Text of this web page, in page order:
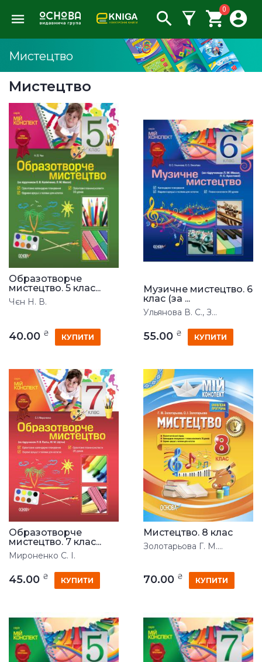
0
Мистецтво
Мистецтво
Образотворче
мистецтво. 5 клас...
Чєн Н. В.
40.00 ₴ КУПИТИ
Музичне мистецтво. 6
клас (за ...
Ульянова В. С., З...
55.00 ₴ КУПИТИ
Образотворче
мистецтво. 7 клас...
Мироненко С. І.
45.00 ₴ КУПИТИ
Мистецтво. 8 клас
Золотарьова Г. М....
70.00 ₴ КУПИТИ